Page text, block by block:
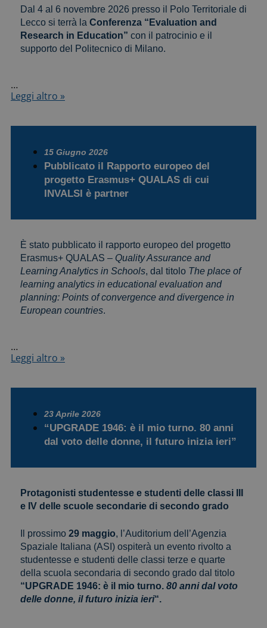
l’innovazione
miglioramento
della
27
novembre
Dal 4 al 6 novembre 2026 presso il Polo Territoriale di
Lecco si terrà la Conferenza “Evaluation and
Research in Education” con il patrocinio e il
supporto del Politecnico di Milano.
…
Conference
“Evaluation
Research
Education”
2026
Leggi altro »
15 Giugno 2026
Pubblicato il Rapporto europeo del
progetto Erasmus+ QUALAS di cui
INVALSI è partner
È stato pubblicato il rapporto europeo del progetto
Erasmus+ QUALAS – Quality Assurance and
Learning Analytics in Schools, dal titolo The place of
learning analytics in educational evaluation and
planning: Points of convergence and divergence in
European countries.
…
Pubblicato
europeo
progetto
Erasmus+
QUALAS
INVALSI
partner
Leggi altro »
23 Aprile 2026
“UPGRADE 1946: è il mio turno. 80 anni
dal voto delle donne, il futuro inizia ieri”
Protagonisti studentesse e studenti delle classi III
e IV delle scuole secondarie di secondo grado
Il prossimo 29 maggio, l’Auditorium dell’Agenzia
Spaziale Italiana (ASI) ospiterà un evento rivolto a
studentesse e studenti delle classi terze e quarte
della scuola secondaria di secondo grado dal titolo
“UPGRADE 1946: è il mio turno. 80 anni dal voto
delle donne, il futuro inizia ieri“.